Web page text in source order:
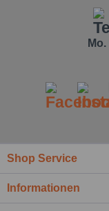
Ich habe die
genommen.*
Nachricht
Shop Service
Informationen